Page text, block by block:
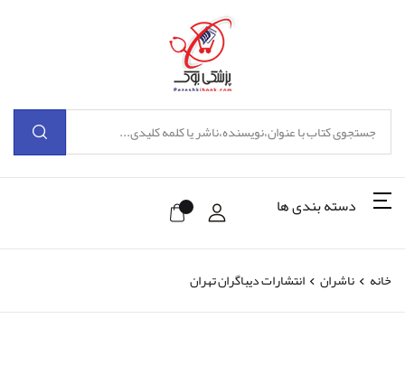
دسته بندی ها
خانه ناشران انتشارات دیباگران تهران